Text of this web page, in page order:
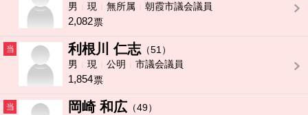
男
現 無所属 朝霞市議会議員
2,082票
当 利根川 仁志 （51）
男
現 公明 市議会議員
1,854票
当 岡崎 和広 （49）